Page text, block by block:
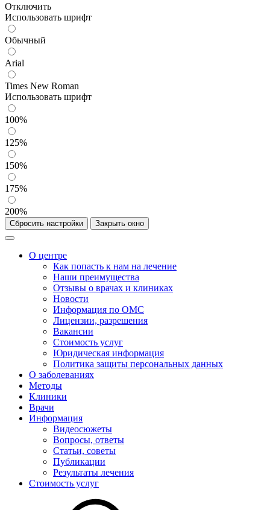
Отключить
Использовать шрифт
Обычный
Arial
Times New Roman
Использовать шрифт
100%
125%
150%
175%
200%
Сбросить настройки Закрыть окно
О центре
Как попасть к нам на лечение
Наши преимущества
Отзывы о врачах и клиниках
Новости
Информация по ОМС
Лицензии, разрешения
Вакансии
Стоимость услуг
Юридическая информация
Политика защиты персональных данных
О заболеваниях
Методы
Клиники
Врачи
Информация
Видеосюжеты
Вопросы, ответы
Статьи, советы
Публикации
Результаты лечения
Стоимость услуг